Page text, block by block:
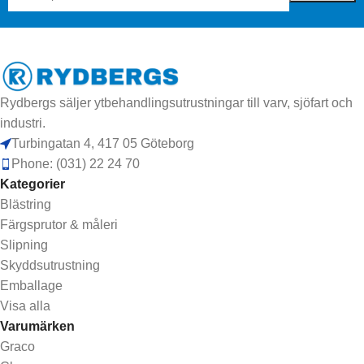
Rydbergs säljer ytbehandlingsutrustningar till varv, sjöfart och
industri.
Turbingatan 4, 417 05 Göteborg
Phone: (031) 22 24 70
Kategorier
Blästring
Färgsprutor & måleri
Slipning
Skyddsutrustning
Emballage
Visa alla
Varumärken
Graco